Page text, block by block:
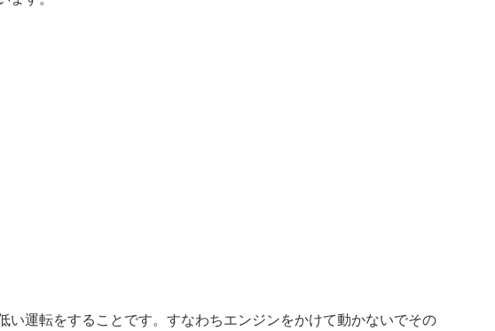
運転をすることです。すなわちエンジンをかけて動かないでその